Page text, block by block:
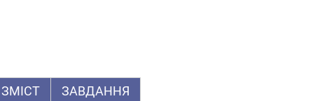
ЗМІСТ
ЗАВДАННЯ